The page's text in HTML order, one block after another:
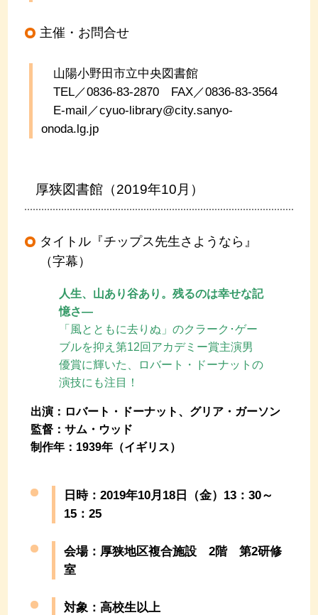
主催・お問合せ
山陽小野田市立中央図書館
TEL／0836-83-2870 FAX／0836-83-3564
E-mail／cyuo-library@city.sanyo-
onoda.lg.jp
厚狭図書館（2019年10月）
タイトル『チップス先生さようなら』
（字幕）
人生、山あり谷あり。残るのは幸せな記
憶さ―
「風とともに去りぬ」のクラーク･ゲー
ブルを抑え第12回アカデミー賞主演男
優賞に輝いた、ロバート・ドーナットの
演技にも注目！
出演：ロバート・ドーナット、グリア・ガーソン
監督：サム・ウッド
制作年：1939年（イギリス）
日時：2019年10月18日（金）13：30～
15：25
会場：厚狭地区複合施設 2階 第2研修
室
対象：高校生以上